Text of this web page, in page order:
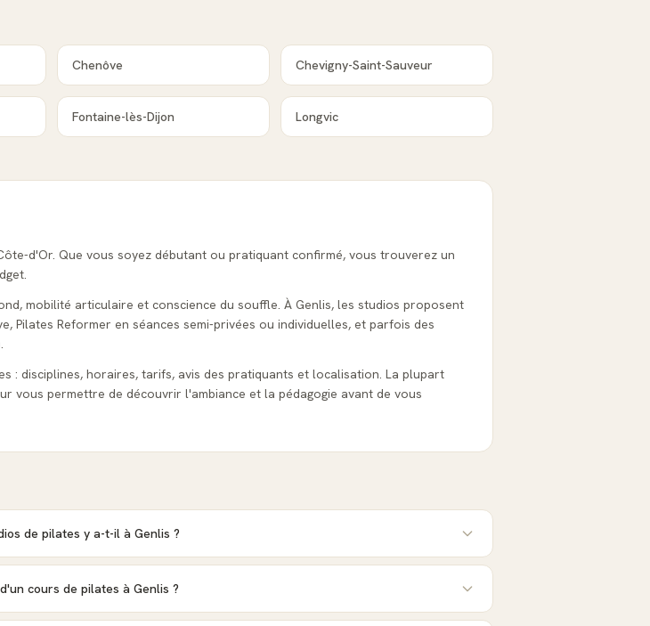
Chenôve Chevigny-Saint-Sauveur
Fontaine-lès-Dijon Longvic
d'Or. Que vous soyez débutant ou pratiquant confirmé, vous trouverez un
mobilité articulaire et conscience du souffle. À Genlis, les studios proposent
Pilates Reformer en séances semi-privées ou individuelles, et parfois des
: disciplines, horaires, tarifs, avis des pratiquants et localisation. La plupart
vous permettre de découvrir l'ambiance et la pédagogie avant de vous
de pilates y a-t-il à Genlis ?
cours de pilates à Genlis ?